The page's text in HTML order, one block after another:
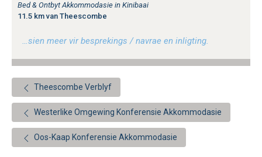
Bed & Ontbyt Akkommodasie in Kinibaai
11.5 km van Theescombe
…sien meer vir besprekings / navrae en inligting.
Theescombe Verblyf
Westerlike Omgewing Konferensie Akkommodasie
Oos-Kaap Konferensie Akkommodasie